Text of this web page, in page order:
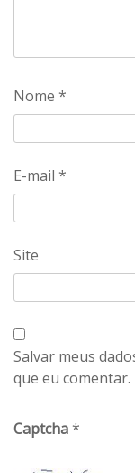
Nome *
E-mail *
Site
Salvar meus
que eu comentar.
Captcha*